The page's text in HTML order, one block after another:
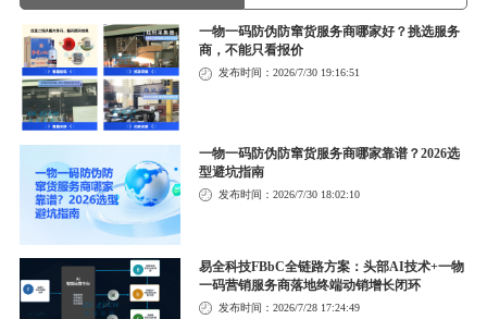
一物一码防伪防窜货服务商哪家好？挑选服务
商，不能只看报价
发布时间：2026/7/30 19:16:51
一物一码防伪防窜货服务商哪家靠谱？2026选
型避坑指南
发布时间：2026/7/30 18:02:10
易全科技FBbC全链路方案：头部AI技术+一物
一码营销服务商落地终端动销增长闭环
发布时间：2026/7/28 17:24:49